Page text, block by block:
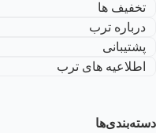
تخفیف ها
درباره ترب
پشتیبانی
اطلاعیه های ترب
دسته‌بندی‌ها